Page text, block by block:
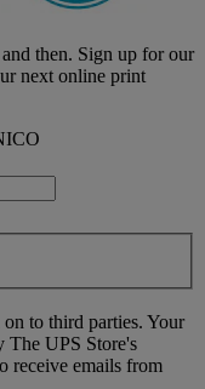
then. Sign up for our
next online print
to third parties. Your
The UPS Store's
receive emails from